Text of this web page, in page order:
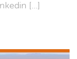
[…]